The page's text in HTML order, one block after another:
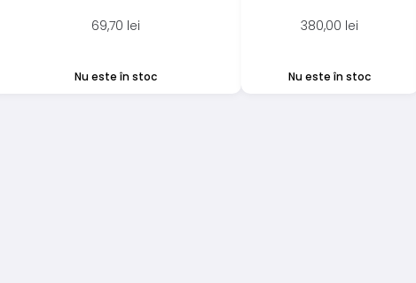
69,70 lei
Nu este în stoc
380,00 lei
Nu este în stoc